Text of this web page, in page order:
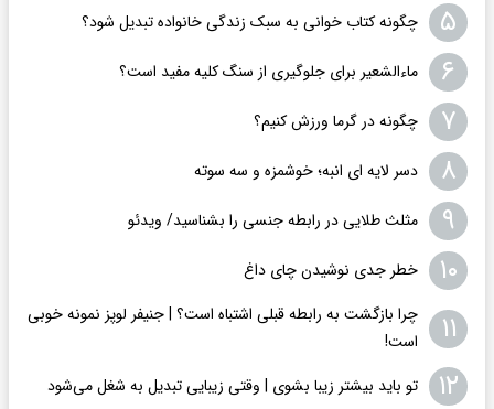
۵ چگونه کتاب خوانی به سبک زندگی خانواده تبدیل شود؟
۶ ماءالشعیر برای جلوگیری از سنگ کلیه مفید است؟
۷ چگونه در گرما ورزش کنیم؟
۸ دسر لایه ای انبه؛ خوشمزه و سه سوته
۹ مثلث طلایی در رابطه جنسی را بشناسید/ ویدئو
۱۰ خطر جدی نوشیدن چای داغ
۱۱
چرا بازگشت به رابطه قبلی اشتباه است؟ | جنیفر لوپز نمونه خوبی
است!
۱۲ تو باید بیشتر زیبا بشوی | وقتی زیبایی تبدیل به شغل می‌شود